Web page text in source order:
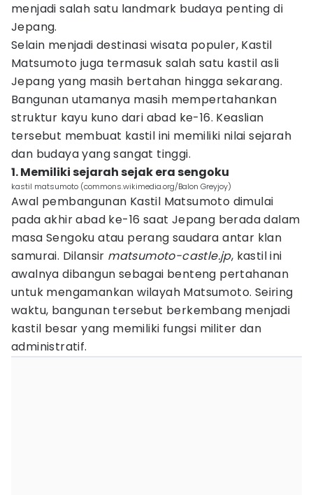
menjadi salah satu landmark budaya penting di
Jepang.
Selain menjadi destinasi wisata populer, Kastil
Matsumoto juga termasuk salah satu kastil asli
Jepang yang masih bertahan hingga sekarang.
Bangunan utamanya masih mempertahankan
struktur kayu kuno dari abad ke-16. Keaslian
tersebut membuat kastil ini memiliki nilai sejarah
dan budaya yang sangat tinggi.
1. Memiliki sejarah sejak era sengoku
kastil matsumoto (commons.wikimedia.org/Balon Greyjoy)
Awal pembangunan Kastil Matsumoto dimulai
pada akhir abad ke-16 saat Jepang berada dalam
masa Sengoku atau perang saudara antar klan
samurai. Dilansir matsumoto-castle.jp, kastil ini
awalnya dibangun sebagai benteng pertahanan
untuk mengamankan wilayah Matsumoto. Seiring
waktu, bangunan tersebut berkembang menjadi
kastil besar yang memiliki fungsi militer dan
administratif.